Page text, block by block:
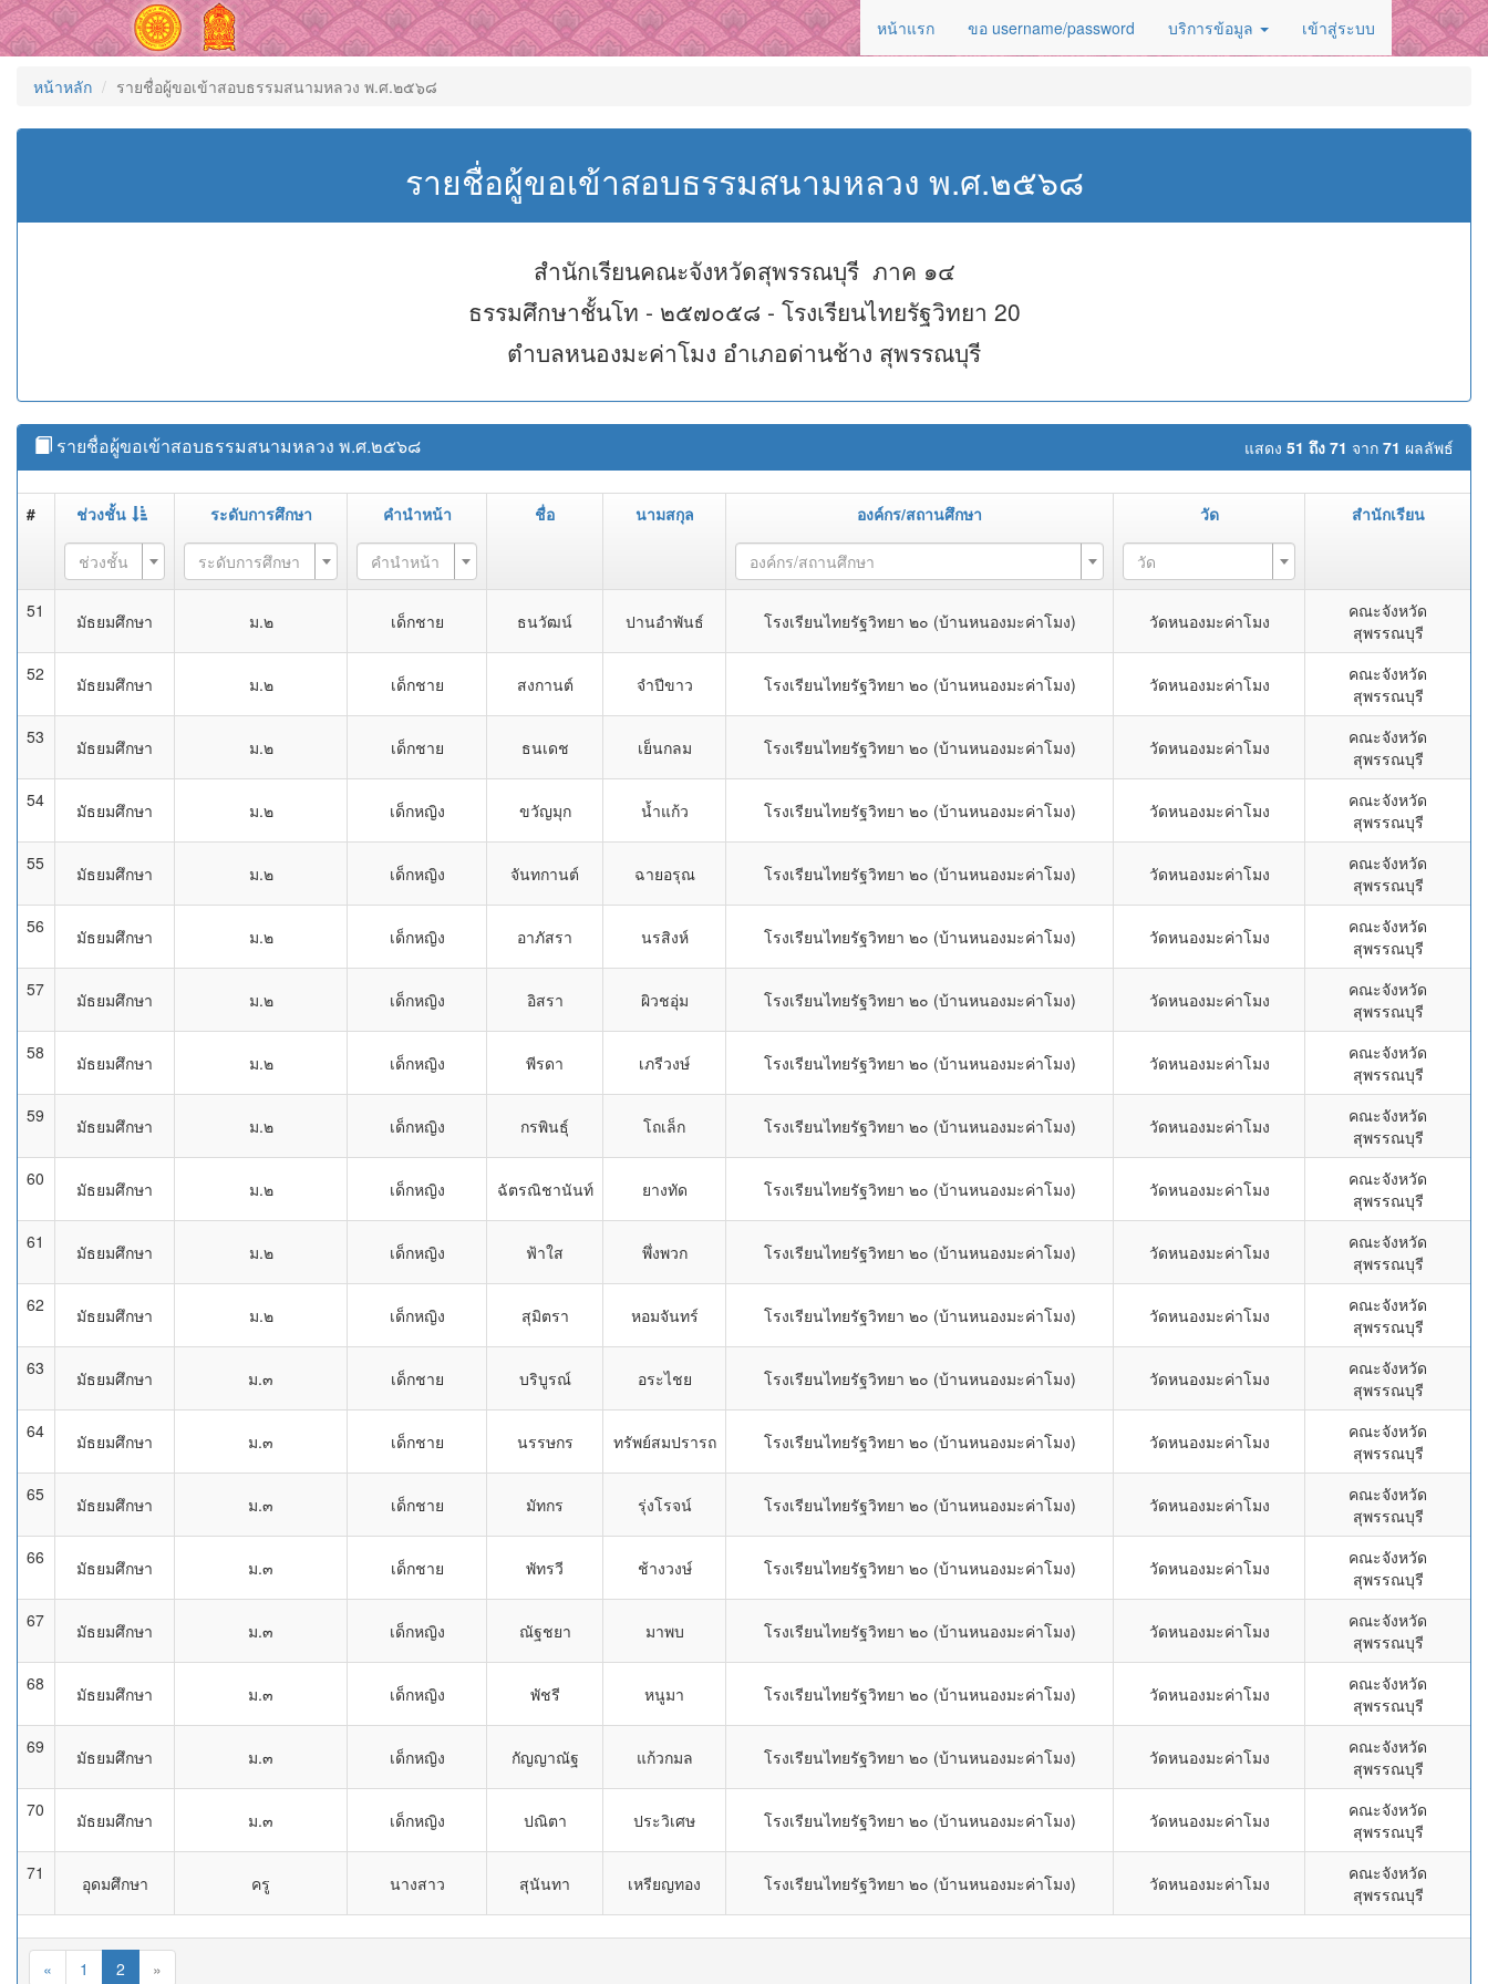
หน้าแรก ขอ username/password บริการข้อมูล เข้าสู่ระบบ
หน้าหลัก รายชื่อผู้ขอเข้าสอบธรรมสนามหลวง พ.ศ.๒๕๖๘
รายชื่อผู้ขอเข้าสอบธรรมสนามหลวง พ.ศ.๒๕๖๘
สำนักเรียนคณะจังหวัดสุพรรณบุรี ภาค ๑๔
ธรรมศึกษาชั้นโท - ๒๕๗๐๕๘ - โรงเรียนไทยรัฐวิทยา 20
ตำบลหนองมะค่าโมง อำเภอด่านช้าง สุพรรณบุรี
แสดง 51 ถึง 71 จาก 71 ผลลัพธ์
รายชื่อผู้ขอเข้าสอบธรรมสนามหลวง พ.ศ.๒๕๖๘
# ช่วงชั้น ระดับการศึกษา คำนำหน้า ชื่อ นามสกุล องค์กร/สถานศึกษา วัด สำนักเรียน
ช่วงชั้น ระดับการศึกษา คำนำหน้า องค์กร/สถานศึกษา วัด
51 มัธยมศึกษา ม.๒ เด็กชาย ธนวัฒน์ ปานอำพันธ์ โรงเรียนไทยรัฐวิทยา ๒๐ (บ้านหนองมะค่าโมง) วัดหนองมะค่าโมง
คณะจังหวัด
สุพรรณบุรี
52
มัธยมศึกษา ม.๒ เด็กชาย สงกานต์ จำปีขาว โรงเรียนไทยรัฐวิทยา ๒๐ (บ้านหนองมะค่าโมง) วัดหนองมะค่าโมง
คณะจังหวัด
สุพรรณบุรี
53
มัธยมศึกษา ม.๒ เด็กชาย ธนเดช เย็นกลม โรงเรียนไทยรัฐวิทยา ๒๐ (บ้านหนองมะค่าโมง) วัดหนองมะค่าโมง
คณะจังหวัด
สุพรรณบุรี
54
มัธยมศึกษา ม.๒ เด็กหญิง ขวัญมุก น้ำแก้ว โรงเรียนไทยรัฐวิทยา ๒๐ (บ้านหนองมะค่าโมง) วัดหนองมะค่าโมง
คณะจังหวัด
สุพรรณบุรี
55
มัธยมศึกษา ม.๒ เด็กหญิง จันทกานต์ ฉายอรุณ โรงเรียนไทยรัฐวิทยา ๒๐ (บ้านหนองมะค่าโมง) วัดหนองมะค่าโมง
คณะจังหวัด
สุพรรณบุรี
56
มัธยมศึกษา ม.๒ เด็กหญิง อาภัสรา นรสิงห์ โรงเรียนไทยรัฐวิทยา ๒๐ (บ้านหนองมะค่าโมง) วัดหนองมะค่าโมง
คณะจังหวัด
สุพรรณบุรี
57
มัธยมศึกษา ม.๒ เด็กหญิง อิสรา ผิวชอุ่ม โรงเรียนไทยรัฐวิทยา ๒๐ (บ้านหนองมะค่าโมง) วัดหนองมะค่าโมง
คณะจังหวัด
สุพรรณบุรี
58
มัธยมศึกษา ม.๒ เด็กหญิง พีรดา เภรีวงษ์ โรงเรียนไทยรัฐวิทยา ๒๐ (บ้านหนองมะค่าโมง) วัดหนองมะค่าโมง
คณะจังหวัด
สุพรรณบุรี
59
มัธยมศึกษา ม.๒ เด็กหญิง กรพินธุ์ โถเล็ก โรงเรียนไทยรัฐวิทยา ๒๐ (บ้านหนองมะค่าโมง) วัดหนองมะค่าโมง
คณะจังหวัด
สุพรรณบุรี
60
มัธยมศึกษา ม.๒ เด็กหญิง ฉัตรณิชานันท์ ยางทัด โรงเรียนไทยรัฐวิทยา ๒๐ (บ้านหนองมะค่าโมง) วัดหนองมะค่าโมง
คณะจังหวัด
สุพรรณบุรี
61
มัธยมศึกษา ม.๒ เด็กหญิง ฟ้าใส พึ่งพวก โรงเรียนไทยรัฐวิทยา ๒๐ (บ้านหนองมะค่าโมง) วัดหนองมะค่าโมง
คณะจังหวัด
สุพรรณบุรี
62
มัธยมศึกษา ม.๒ เด็กหญิง สุมิตรา หอมจันทร์ โรงเรียนไทยรัฐวิทยา ๒๐ (บ้านหนองมะค่าโมง) วัดหนองมะค่าโมง
คณะจังหวัด
สุพรรณบุรี
63
มัธยมศึกษา ม.๓ เด็กชาย บริบูรณ์ อระไชย โรงเรียนไทยรัฐวิทยา ๒๐ (บ้านหนองมะค่าโมง) วัดหนองมะค่าโมง
คณะจังหวัด
สุพรรณบุรี
64
มัธยมศึกษา ม.๓ เด็กชาย นรรษกร ทรัพย์สมปรารถ โรงเรียนไทยรัฐวิทยา ๒๐ (บ้านหนองมะค่าโมง) วัดหนองมะค่าโมง
คณะจังหวัด
สุพรรณบุรี
65
มัธยมศึกษา ม.๓ เด็กชาย มัทกร รุ่งโรจน์ โรงเรียนไทยรัฐวิทยา ๒๐ (บ้านหนองมะค่าโมง) วัดหนองมะค่าโมง
คณะจังหวัด
สุพรรณบุรี
66
มัธยมศึกษา ม.๓ เด็กชาย พัทรวี ช้างวงษ์ โรงเรียนไทยรัฐวิทยา ๒๐ (บ้านหนองมะค่าโมง) วัดหนองมะค่าโมง
คณะจังหวัด
สุพรรณบุรี
67
มัธยมศึกษา ม.๓ เด็กหญิง ณัฐชยา มาพบ โรงเรียนไทยรัฐวิทยา ๒๐ (บ้านหนองมะค่าโมง) วัดหนองมะค่าโมง
คณะจังหวัด
สุพรรณบุรี
68
มัธยมศึกษา ม.๓ เด็กหญิง พัชรี หนูมา โรงเรียนไทยรัฐวิทยา ๒๐ (บ้านหนองมะค่าโมง) วัดหนองมะค่าโมง
คณะจังหวัด
สุพรรณบุรี
69
มัธยมศึกษา ม.๓ เด็กหญิง กัญญาณัฐ แก้วกมล โรงเรียนไทยรัฐวิทยา ๒๐ (บ้านหนองมะค่าโมง) วัดหนองมะค่าโมง
คณะจังหวัด
สุพรรณบุรี
70
มัธยมศึกษา ม.๓ เด็กหญิง ปณิตา ประวิเศษ โรงเรียนไทยรัฐวิทยา ๒๐ (บ้านหนองมะค่าโมง) วัดหนองมะค่าโมง
คณะจังหวัด
สุพรรณบุรี
71
อุดมศึกษา ครู นางสาว สุนันทา เหรียญทอง โรงเรียนไทยรัฐวิทยา ๒๐ (บ้านหนองมะค่าโมง) วัดหนองมะค่าโมง
คณะจังหวัด
สุพรรณบุรี
« 1 2 »